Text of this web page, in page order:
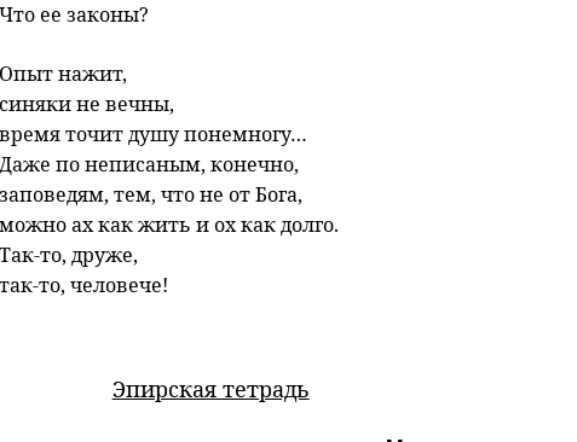
Что ее законы?
Опыт нажит,
синяки не вечны,
время точит душу понемногу…
Даже по неписаным, конечно,
заповедям, тем, что не от Бога,
можно ах как жить и ох как долго.
Так-то, друже,
так-то, человече!
Эпирская тетрадь